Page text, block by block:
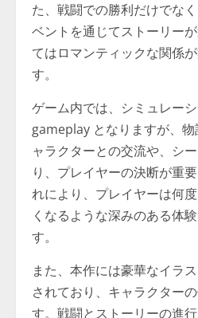
た、戦闘での勝利だけでな
ベントを通じてストーリー
てはロマンティックな関係
す。
ゲーム内では、シミュレー
gameplay となりますが、
ャラクターとの交流や、シ
り、プレイヤーの決断が重
れにより、プレイヤーは何
くなるような深みのある体
す。
また、本作には豪華なイラ
されており、キャラクター
す。戦闘とストーリーの進